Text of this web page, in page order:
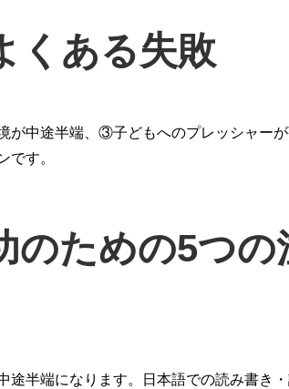
くある失敗
中途半端、③子どもへのプレッシャー
す。
のための5つの
半端になります。日本語での読み書き